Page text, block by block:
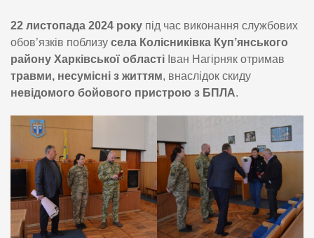
22 листопада 2024 року під час виконання службових
обов’язків поблизу села Колісниківка Куп’янського
району Харківської області Іван Нагірняк отримав
травми, несумісні з життям, внаслідок скиду
невідомого бойового пристрою з БПЛА.